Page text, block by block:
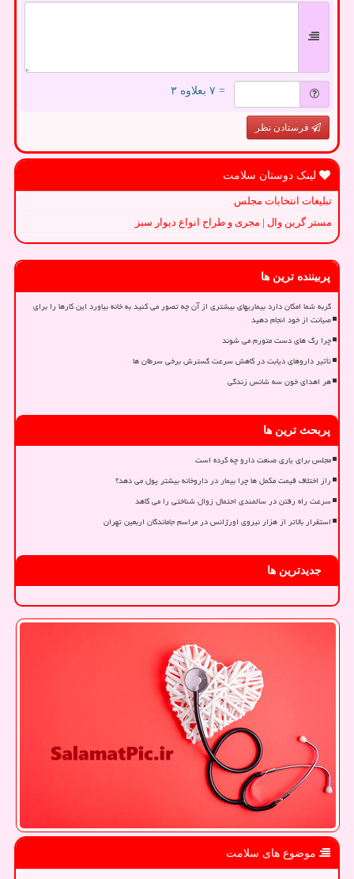
= ۷ بعلاوه ۳
فرستادن نظر
لینک دوستان سلامت
تبلیغات انتخابات مجلس
مستر گرین وال | مجری و طراح انواع دیوار سبز
پربیننده ترین ها
گربه شما امکان دارد بیماریهای بیشتری از آن چه تصور می کنید به خانه بیاورد این کارها را برای
صیانت از خود انجام دهید
چرا رگ های دست متورم می شوند
تأثیر داروهای دیابت در کاهش سرعت گسترش برخی سرطان ها
هر اهدای خون سه شانس زندگی
پربحث ترین ها
مجلس برای یاری صنعت دارو چه کرده است
راز اختلاف قیمت مکمل ها چرا بیمار در داروخانه بیشتر پول می دهد؟
سرعت راه رفتن در سالمندی احتمال زوال شناختی را می کاهد
استقرار بالاتر از هزار نیروی اورژانس در مراسم جاماندگان اربعین تهران
جدیدترین ها
موضوع های سلامت